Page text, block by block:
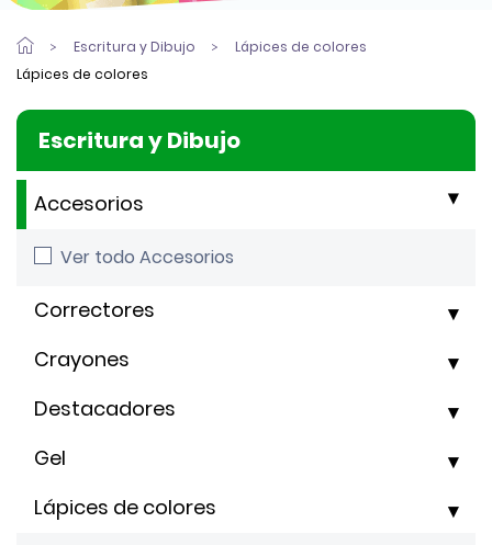
Escritura y Dibujo
Lápices de colores
Lápices de colores
Escritura y Dibujo
Ver todo Accesorios
Accesorios
Correctores
Crayones
Destacadores
Gel
Lápices de colores